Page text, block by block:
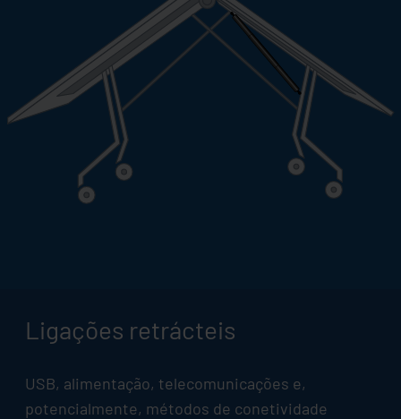
Ligações retrácteis
USB, alimentação, telecomunicações e,
potencialmente, métodos de conetividade